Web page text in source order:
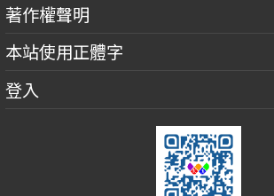
著作權聲明
本站使用正體字
登入